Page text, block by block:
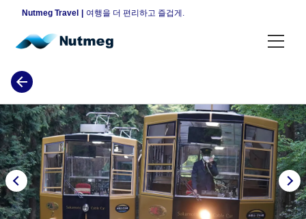
Nutmeg Travel 여행을 더 편리하고 즐겁게.
각종 플랜
평일 한정 플랜
야간 한정 플랜
매일 개최 플랜